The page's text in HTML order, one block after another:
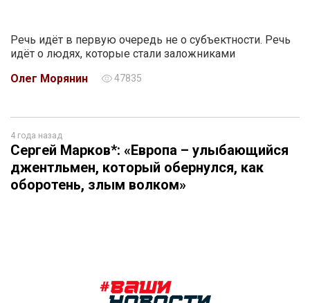
Речь идёт в первую очередь не о субъектности. Речь
идёт о людях, которые стали заложниками
Олег Морянин
47835
4 года назад
Сергей Марков*: «Европа – улыбающийся
джентльмен, который обернулся, как
оборотень, злым волком»